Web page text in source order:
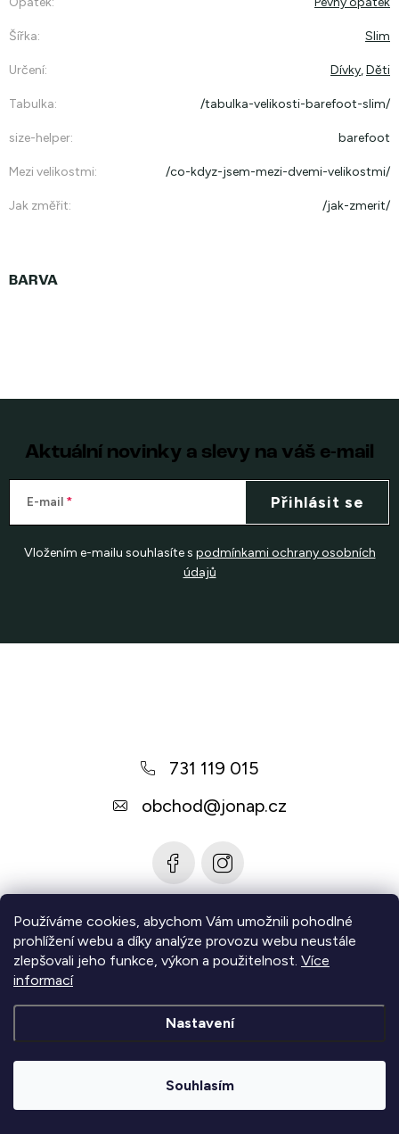
Používáme cookies, abychom Vám umožnili pohodlné
prohlížení webu a díky analýze provozu webu neustále
zlepšovali jeho funkce, výkon a použitelnost. Více
informací
Nastavení
Souhlasím
Šířka: Slim
Určení: Dívky,Děti
Tabulka: /tabulka-velikosti-barefoot-slim/
size-helper: barefoot
Mezi velikostmi: /co-kdyz-jsem-mezi-dvemi-velikostmi/
Jak změřit: /jak-zmerit/
Aktuální novinky a slevy na váš e-mail
E-mail
Vložením e-mailu souhlasíte s podmínkami ochrany osobních
údajů
Přihlásit se
731 119 015
obchod@jonap.cz
Informace pro vás
Zjistěte více
vyhrazena.Upravit nastavení cookies